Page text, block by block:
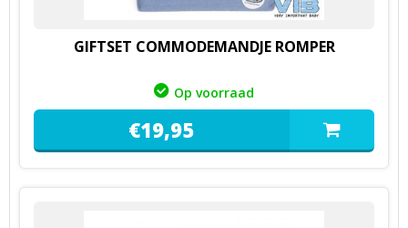
GIFTSET COMMODEMANDJE ROMPER
Op voorraad
€19,95